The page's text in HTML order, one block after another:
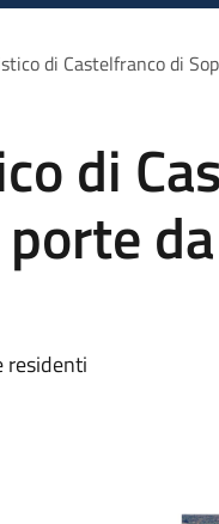
di Castelfranco di
di
residenti